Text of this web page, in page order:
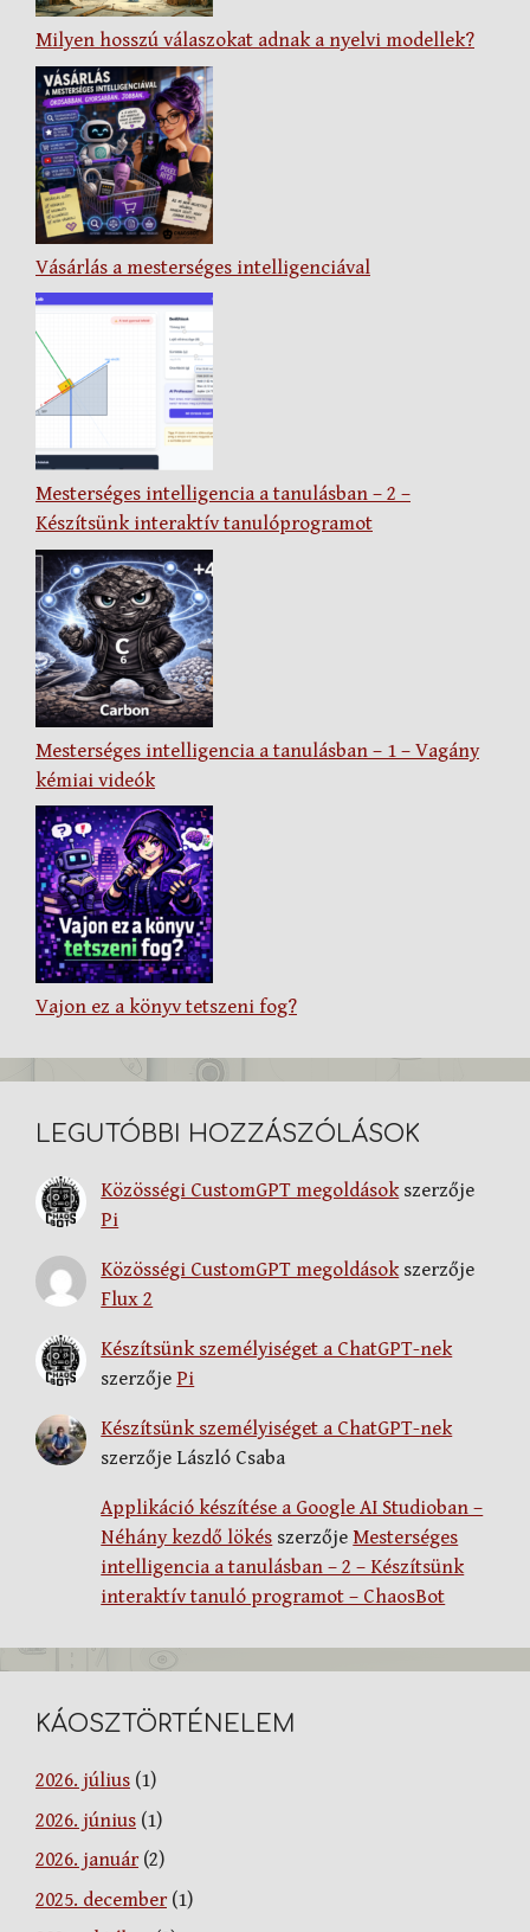
Milyen hosszú válaszokat adnak a nyelvi modellek?
Vásárlás a mesterséges intelligenciával
Mesterséges intelligencia a tanulásban – 2 –
Készítsünk interaktív tanulóprogramot
Mesterséges intelligencia a tanulásban – 1 – Vagány
kémiai videók
Vajon ez a könyv tetszeni fog?
LEGUTÓBBI HOZZÁSZÓLÁSOK
Közösségi CustomGPT megoldásokszerzője
Pi
Közösségi CustomGPT megoldásokszerzője
Flux 2
Készítsünk személyiséget a ChatGPT-nek
szerzője Pi
Készítsünk személyiséget a ChatGPT-nek
szerzője László Csaba
Applikáció készítése a Google AI Studioban –
Néhány kezdő lökés szerzőjeMesterséges
intelligencia a tanulásban – 2 – Készítsünk
interaktív tanuló programot – ChaosBot
KÁOSZTÖRTÉNELEM
2026. július (1)
2026. június (1)
2026. január(2)
2025. december(1)